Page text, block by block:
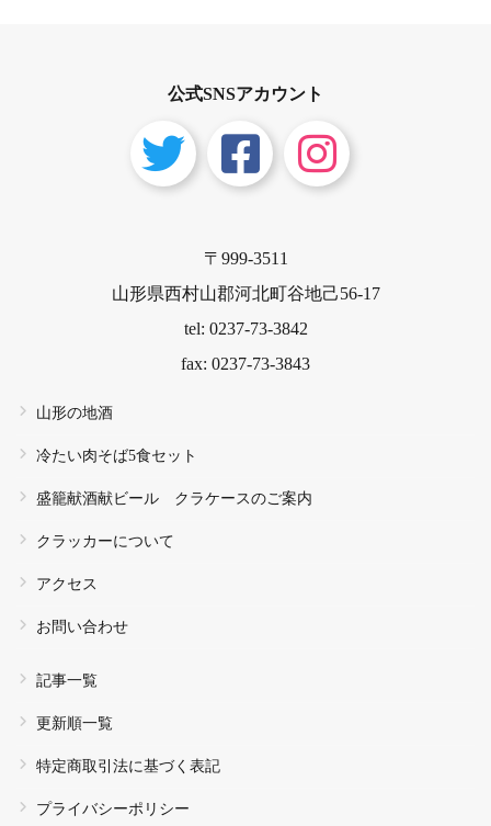
公式SNSアカウント
〒999-3511
山形県西村山郡河北町谷地己56-17
tel: 0237-73-3842
fax: 0237-73-3843
山形の地酒
冷たい肉そば5食セット
盛籠献酒献ビール クラケースのご案内
クラッカーについて
アクセス
お問い合わせ
記事一覧
更新順一覧
特定商取引法に基づく表記
プライバシーポリシー